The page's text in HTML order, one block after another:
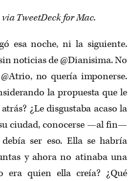
TweetDeck for Mac.
esa noche, ni la siguiente.
noticias de @Dianisima. No
no quería imponerse.
la propuesta que le
¿Le disgustaba acaso la
ciudad, conocerse —al fin—
ser eso. Ella se habría
y ahora no atinaba una
era quien ella creía? ¿Qué